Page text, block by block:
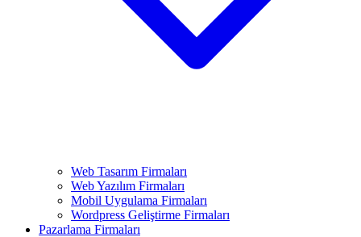
Web Tasarım Firmaları
Web Yazılım Firmaları
Mobil Uygulama Firmaları
Wordpress Geliştirme Firmaları
Pazarlama Firmaları